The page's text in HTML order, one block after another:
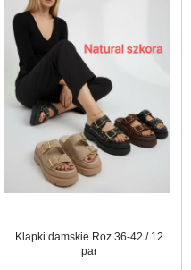
Klapki damskie Roz 36-42 / 12
par